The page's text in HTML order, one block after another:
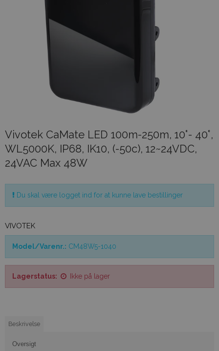
Vivotek CaMate LED 100m-250m, 10°- 40°,
WL5000K, IP68, IK10, (-50c), 12~24VDC,
24VAC Max 48W
Du skal være logget ind for at kunne lave bestillinger
VIVOTEK
Model/Varenr.: CM48W5-1040
Lagerstatus: Ikke på lager
Beskrivelse
Oversigt